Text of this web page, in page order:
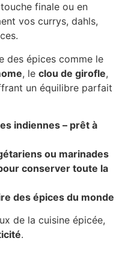
finale ou en
vos currys, dahls,
des épices comme le
, le clou de girofle,
un équilibre parfait
indiennes – prêt à
ou marinades
conserver toute la
des épices du monde
de la cuisine épicée,
.